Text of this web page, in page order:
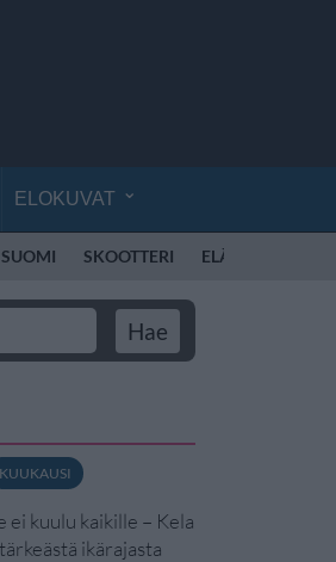
ELOKUVAT
SKOOTTERI ELÄINLÄÄKÄRI
KUUKAUSI
ei kuulu kaikille – Kela
ikärajasta